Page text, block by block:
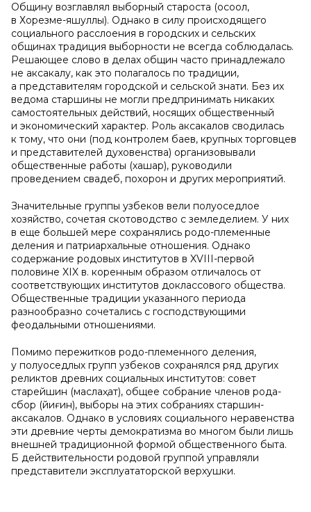
Общину возглавлял выборный староста (оқсоқол,
в Хорезме-яшуллы). Однако в силу происходящего
социального расслоения в городских и сельских
общинах традиция выборности не всегда соблюдалась.
Решающее слово в делах общин часто принадлежало
не аксакалу, как это полагалось по традиции,
а представителям городской и сельской знати. Без их
ведома старшины не могли предпринимать никаких
самостоятельных действий, носящих общественный
и экономический характер. Роль аксакалов сводилась
к тому, что они (под контролем баев, крупных торговцев
и представителей духовенства) организовывали
общественные работы (хашар), руководили
проведением свадеб, похорон и других мероприятий.
Значительные группы узбеков вели полуоседлое
хозяйство, сочетая скотоводство с земледелием. У них
в еще большей мере сохранялись родо-племенные
деления и патриархальные отношения. Однако
содержание родовых институтов в XVIII-первой
половине XIX в. коренным образом отличалось от
соответствующих институтов доклассового общества.
Общественные традиции указанного периода
разнообразно сочетались с господствующими
феодальными отношениями.
Помимо пережитков родо-племенного деления,
у полуоседлых групп узбеков сохранялся ряд других
реликтов древних социальных институтов: совет
старейшин (маслаҳат), общее собрание членов рода-
сбор (йиғин), выборы на этих собраниях старшин-
аксакалов. Однако в условиях социального неравенства
эти древние черты демократизма во многом были лишь
внешней традиционной формой общественного быта.
Б действительности родовой группой управляли
представители эксплуататорской верхушки.